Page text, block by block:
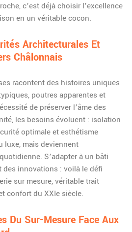
c’est déjà choisir l’excellence
en un véritable cocon.
Architecturales Et
Châlonnais
racontent des histoires uniques
poutres apparentes et
de préserver l’âme des
les besoins évoluent : isolation
optimale et esthétisme
luxe, mais deviennent
S’adapter à un bâti
innovations : voilà le défi
sur mesure, véritable trait
confort du XXIe siècle.
Du Sur-Mesure Face Aux